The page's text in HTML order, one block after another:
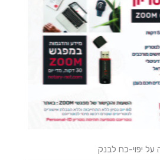
על יפוי-כח לבנק